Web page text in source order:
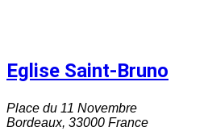
Eglise Saint-Bruno
Place du 11 Novembre
Bordeaux, 33000 France